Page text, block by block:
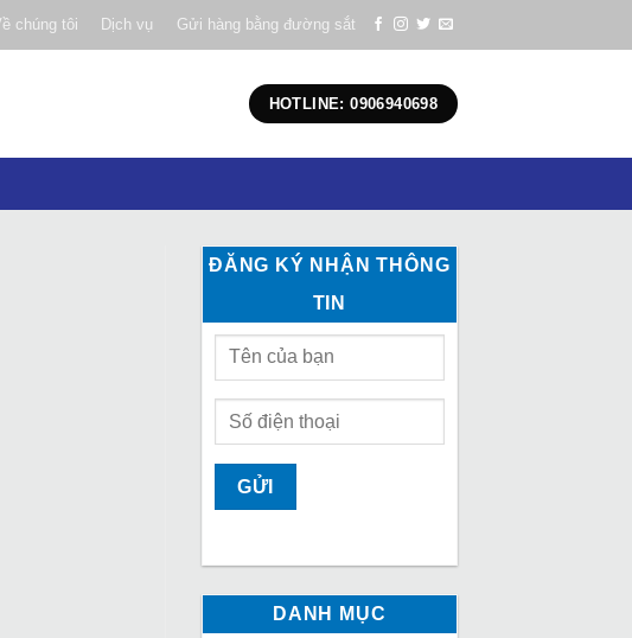
chúng tôi Dịch vụ Gửi hàng bằng đường sắt
HOTLINE: 0906940698
ĐĂNG KÝ NHẬN THÔNG
TIN
DANH MỤC